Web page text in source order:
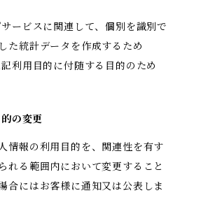
サービスに関連して、個別を識別で
た統計データを作成するため
記利用目的に付随する目的のため
の変更
情報の利用目的を、関連性を有す
れる範囲内において変更すること
合にはお客様に通知又は公表しま